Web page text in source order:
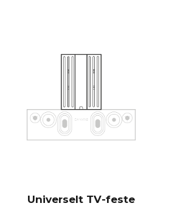
er derfor svært effektiv og spiller
tradisjonelle soundbars.
28 Hz - 24 000 Hz
Universelt TV-feste